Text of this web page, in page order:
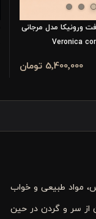
ورونیکا مدل مرجانی
Veronica
5٬400٬000 تومان
مواد طبیعی و خواب
از سر و گردن در حین